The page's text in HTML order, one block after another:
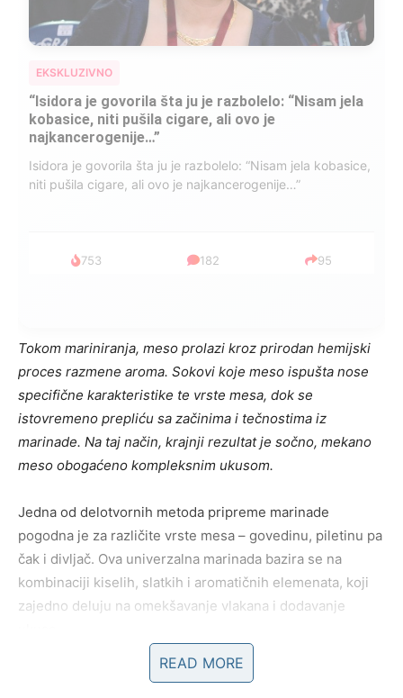
EKSKLUZIVNO
Marija je pala sa litice i stradala: Njen dečko Ilija
glumio ucveljenog udovca, a onda je obdukcija
otkrila jezivu istinu
Marija je pala sa litice i stradala: Njen dečko Ilija glumio
ucveljenog udovca, a onda je obdukcija otkrila jezivu istinu
1.0K 234 145
Tokom mariniranja, meso prolazi kroz prirodan hemijski
proces razmene aroma. Sokovi koje meso ispušta nose
specifične karakteristike te vrste mesa, dok se
istovremeno prepliću sa začinima i tečnostima iz
marinade. Na taj način, krajnji rezultat je sočno, mekano
meso obogaćeno kompleksnim ukusom.
Jedna od delotvornih metoda pripreme marinade
pogodna je za različite vrste mesa – govedinu, piletinu pa
čak i divljač. Ova univerzalna marinada bazira se na
kombinaciji kiselih, slatkih i aromatičnih elemenata, koji
zajedno deluju na omekšavanje vlakana i dodavanje
Za pripremu ove marinade biće vam potrebni sledeći
READ MORE